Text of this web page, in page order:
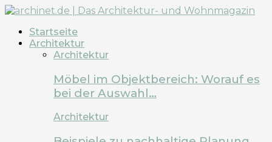
Startseite
Architektur
Architektur
Möbel im Objektbereich: Worauf es
bei der Auswahl…
Architektur